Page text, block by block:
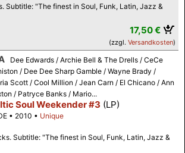
Subtitle: "The finest in Soul, Funk, Latin, Jazz &
17,50 €
(zzgl. Versandkosten)
Dee Edwards / Archie Bell & The Drells / CeCe
/ Dee Dee Sharp Gamble / Wayne Brady /
Scott / Cool Million / Jean Carn / El Chicano / Ann
/ Patryce Banks / Mario...
Soul Weekender #3 (LP)
2010
Unique
Subtitle: "The finest in Soul, Funk, Latin, Jazz &